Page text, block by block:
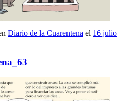
Diario de la Cuarentena el 16 julio